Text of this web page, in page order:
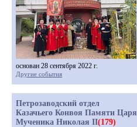
основан 28 сентября 2022 г.
Другие события
Петрозаводский отдел
Казачьего Конвоя Памяти Царя
Мученика Николая II(179)